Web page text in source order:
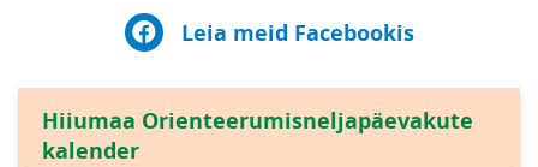
Leia meid Facebookis
Hiiumaa Orienteerumisneljapäevakute
kalender